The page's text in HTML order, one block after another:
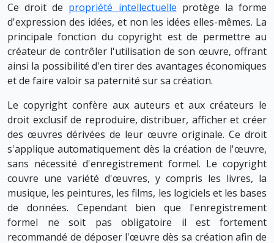
Ce droit de propriété intellectuelle protège la forme
d'expression des idées, et non les idées elles-mêmes. La
principale fonction du copyright est de permettre au
créateur de contrôler l'utilisation de son œuvre, offrant
ainsi la possibilité d'en tirer des avantages économiques
et de faire valoir sa paternité sur sa création.
Le copyright confère aux auteurs et aux créateurs le
droit exclusif de reproduire, distribuer, afficher et créer
des œuvres dérivées de leur œuvre originale. Ce droit
s'applique automatiquement dès la création de l'œuvre,
sans nécessité d'enregistrement formel. Le copyright
couvre une variété d'œuvres, y compris les livres, la
musique, les peintures, les films, les logiciels et les bases
de données. Cependant bien que l'enregistrement
formel ne soit pas obligatoire il est fortement
recommandé de déposer l'œuvre dès sa création afin de